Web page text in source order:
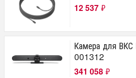
12 537 ₽
Камера для
001312
341 058 ₽